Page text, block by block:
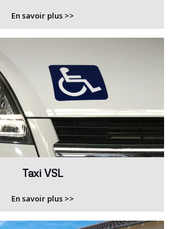
En savoir plus >>
Taxi VSL
En savoir plus >>